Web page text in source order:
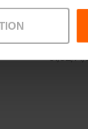
Bus
31,32,71,